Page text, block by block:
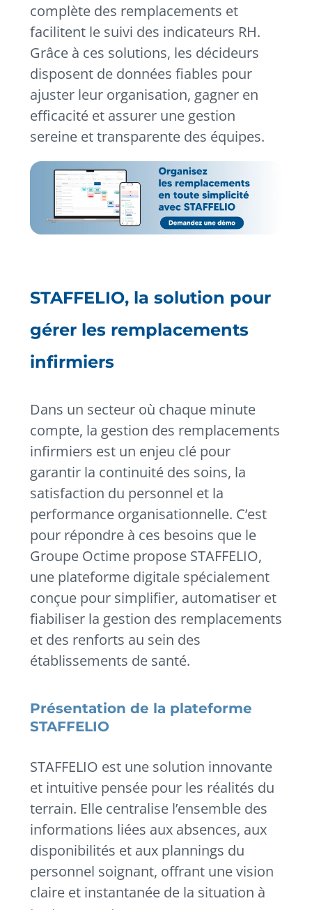
complète des remplacements et
facilitent le suivi des indicateurs RH.
Grâce à ces solutions, les décideurs
disposent de données fiables pour
ajuster leur organisation, gagner en
efficacité et assurer une gestion
sereine et transparente des équipes.
STAFFELIO, la solution pour
gérer les remplacements
infirmiers
Dans un secteur où chaque minute
compte, la gestion des remplacements
infirmiers est un enjeu clé pour
garantir la continuité des soins, la
satisfaction du personnel et la
performance organisationnelle. C’est
pour répondre à ces besoins que le
Groupe Octime propose STAFFELIO,
une plateforme digitale spécialement
conçue pour simplifier, automatiser et
fiabiliser la gestion des remplacements
et des renforts au sein des
établissements de santé.
Présentation de la plateforme
STAFFELIO
STAFFELIO est une solution innovante
et intuitive pensée pour les réalités du
terrain. Elle centralise l’ensemble des
informations liées aux absences, aux
disponibilités et aux plannings du
personnel soignant, offrant une vision
claire et instantanée de la situation à